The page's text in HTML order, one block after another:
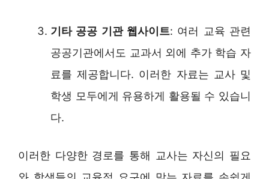
기타 공공 기관 웹사이트: 여러 교육 관련
공공기관에서도 교과서 외에 추가 학습 자
료를 제공합니다. 이러한 자료는 교사 및
학생 모두에게 유용하게 활용될 수 있습니
다.
이러한 다양한 경로를 통해 교사는 자신의 필요